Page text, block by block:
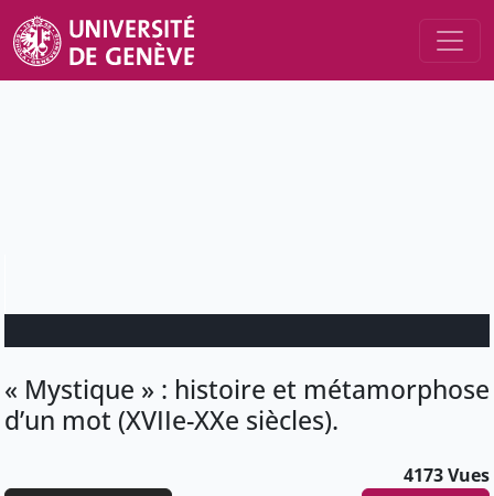
« Mystique » : histoire et métamorphose
d’un mot (XVIIe-XXe siècles).
4173 Vues